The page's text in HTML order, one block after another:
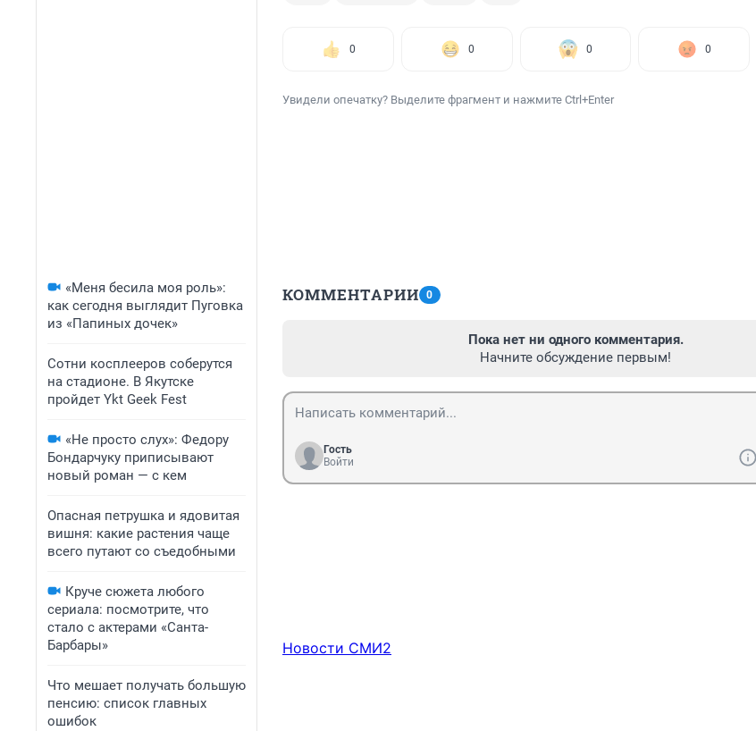
«Меня бесила моя роль»:
как сегодня выглядит Пуговка
из «Папиных дочек»
Сотни косплееров соберутся
на стадионе. В Якутске
пройдет Ykt Geek Fest
«Не просто слух»: Федору
Бондарчуку приписывают
новый роман — с кем
Опасная петрушка и ядовитая
вишня: какие растения чаще
всего путают со съедобными
Круче сюжета любого
сериала: посмотрите, что
стало с актерами «Санта-
Барбары»
Что мешает получать большую
пенсию: список главных
ошибок
0 0 0 0
Увидели опечатку? Выделите фрагмент и нажмите Ctrl+Enter
КОММЕНТАРИИ 0
Пока нет ни одного комментария.
Начните обсуждение первым!
Гость
Войти
Новости СМИ2